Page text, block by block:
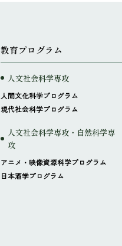
教育プログラム
人文社会科学専攻
人間文化科学プログラム
現代社会科学プログラム
人文社会科学専攻・自然科学専
攻
アニメ・映像資源科学プログラム
日本酒学プログラム